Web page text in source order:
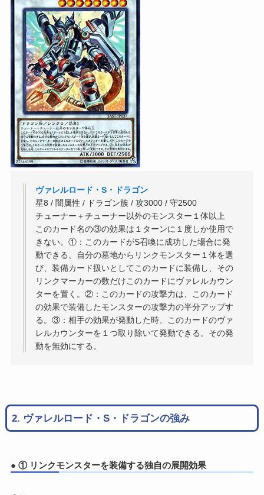
ヴァレルロード・S・ドラゴン
星8 / 闇属性 / ドラゴン族 / 攻3000 / 守2500
チューナー＋チューナー以外のモンスター１体以上
このカード名の③の効果は１ターンに１度しか使用で
きない。①：このカードがS召喚に成功した場合に発
動できる。自分の墓地からリンクモンスター１体を選
び、装備カード扱いとしてこのカードに装備し、その
リンクマーカーの数だけこのカードにヴァレルカウン
ターを置く。②：このカードの攻撃力は、このカード
の効果で装備したモンスターの攻撃力の半分アップす
る。③：相手の効果が発動した時、このカードのヴァ
レルカウンターを１つ取り除いて発動できる。その発
動を無効にする。
2. ヴァレルロード・S・ドラゴンの強み
● ① リンクモンスターを装備する独自の展開効果